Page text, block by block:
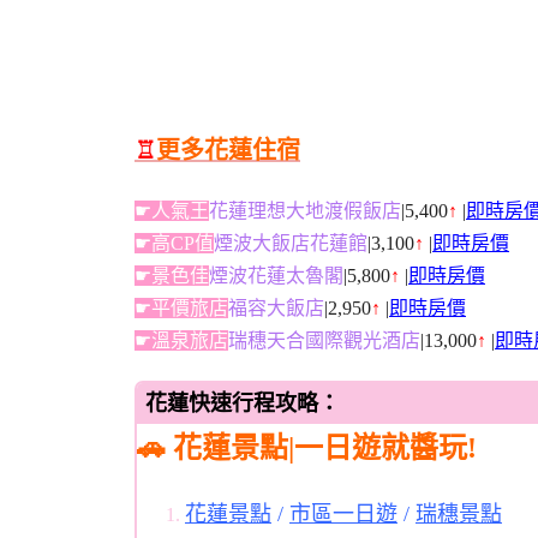
♖更多花蓮住宿
☛人氣王花蓮理想大地渡假飯店 |5,400↑ 即時房
☛高CP值煙波大飯店花蓮館 |3,100↑ 即時房價
☛景色佳煙波花蓮太魯閣 |5,800↑ 即時房價
☛平價旅店福容大飯店 |2,950↑ 即時房價
☛溫泉旅店瑞穗天合國際觀光酒店 |13,000↑ 即時
花蓮快速行程攻略：
🚗 花蓮景點|一日遊就醬玩!
花蓮景點 / 市區一日遊 / 瑞穗景點